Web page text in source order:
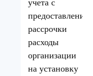
учета с
рассрочки
расходы
организации
на установку